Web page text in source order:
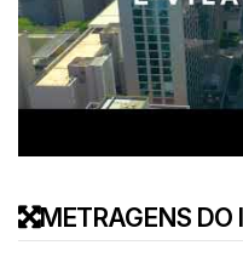
METRAGENS DO